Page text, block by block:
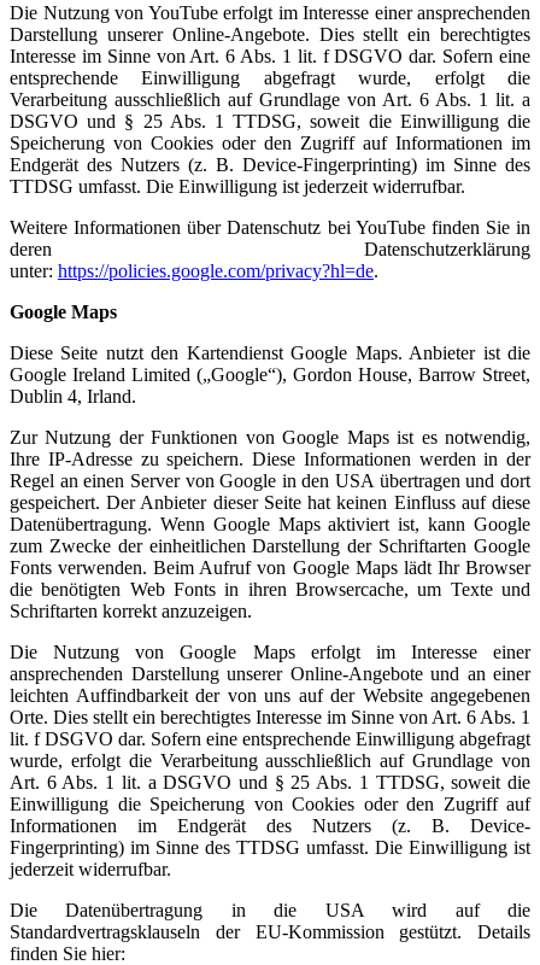
Die Nutzung von YouTube erfolgt im Interesse einer ansprechenden
Darstellung unserer Online-Angebote. Dies stellt ein berechtigtes
Interesse im Sinne von Art. 6 Abs. 1 lit. f DSGVO dar. Sofern eine
entsprechende Einwilligung abgefragt wurde, erfolgt die
Verarbeitung ausschließlich auf Grundlage von Art. 6 Abs. 1 lit. a
DSGVO und § 25 Abs. 1 TTDSG, soweit die Einwilligung die
Speicherung von Cookies oder den Zugriff auf Informationen im
Endgerät des Nutzers (z. B. Device-Fingerprinting) im Sinne des
TTDSG umfasst. Die Einwilligung ist jederzeit widerrufbar.
Weitere Informationen über Datenschutz bei YouTube finden Sie in
deren Datenschutzerklärung
unter: https://policies.google.com/privacy?hl=de.
Google Maps
Diese Seite nutzt den Kartendienst Google Maps. Anbieter ist die
Google Ireland Limited („Google“), Gordon House, Barrow Street,
Dublin 4, Irland.
Zur Nutzung der Funktionen von Google Maps ist es notwendig,
Ihre IP-Adresse zu speichern. Diese Informationen werden in der
Regel an einen Server von Google in den USA übertragen und dort
gespeichert. Der Anbieter dieser Seite hat keinen Einfluss auf diese
Datenübertragung. Wenn Google Maps aktiviert ist, kann Google
zum Zwecke der einheitlichen Darstellung der Schriftarten Google
Fonts verwenden. Beim Aufruf von Google Maps lädt Ihr Browser
die benötigten Web Fonts in ihren Browsercache, um Texte und
Schriftarten korrekt anzuzeigen.
Die Nutzung von Google Maps erfolgt im Interesse einer
ansprechenden Darstellung unserer Online-Angebote und an einer
leichten Auffindbarkeit der von uns auf der Website angegebenen
Orte. Dies stellt ein berechtigtes Interesse im Sinne von Art. 6 Abs. 1
lit. f DSGVO dar. Sofern eine entsprechende Einwilligung abgefragt
wurde, erfolgt die Verarbeitung ausschließlich auf Grundlage von
Art. 6 Abs. 1 lit. a DSGVO und § 25 Abs. 1 TTDSG, soweit die
Einwilligung die Speicherung von Cookies oder den Zugriff auf
Informationen im Endgerät des Nutzers (z. B. Device-
Fingerprinting) im Sinne des TTDSG umfasst. Die Einwilligung ist
jederzeit widerrufbar.
Die Datenübertragung in die USA wird auf die
Standardvertragsklauseln der EU-Kommission gestützt. Details
finden Sie hier: